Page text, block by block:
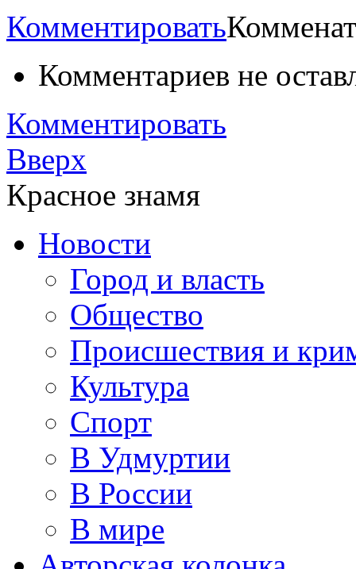
Комментировать
Комментариев не
Комментировать
Вверх
Красное знамя
Новости
Город и власть
Общество
Происшествия и
Культура
Спорт
В Удмуртии
В России
В мире